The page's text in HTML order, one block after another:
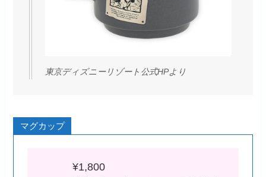
東京ディズニーリゾート公式HPより
マグカップ
¥1,800